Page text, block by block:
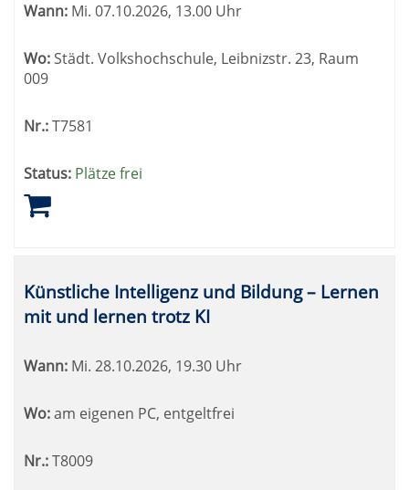
werden.
Wann: Mi. 07.10.2026, 13.00 Uhr
Wo:Städt. Volkshochschule, Leibnizstr. 23, Raum
009
Nr.:T7581
Status: Plätze frei
Künstliche Intelligenz und Bildung – Lernen
mit und lernen trotz KI
Wann: Mi. 28.10.2026, 19.30 Uhr
Wo:am eigenen PC, entgeltfrei
Nr.:T8009